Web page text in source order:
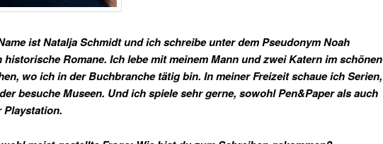
ist Natalja Schmidt und ich schreibe unter dem Pseudonym Noah
historische Romane. Ich lebe mit meinem Mann und zwei Katern im schönen
wo ich in der Buchbranche tätig bin. In meiner Freizeit schaue ich Serien,
besuche Museen. Und ich spiele sehr gerne, sowohl Pen&Paper als auch
Playstation.